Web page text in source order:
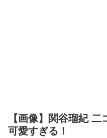
【画像】関谷瑠紀
可愛すぎる！